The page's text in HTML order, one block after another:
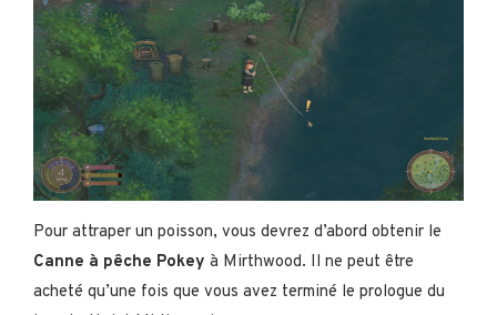
Pour attraper un poisson, vous devrez d’abord obtenir le
Canne à pêche Pokey à Mirthwood. Il ne peut être
acheté qu’une fois que vous avez terminé le prologue du